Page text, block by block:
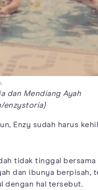
dan Mendiang Ayah
enzystoria)
Enzy sudah harus
tidak tinggal bersama
dan ibunya berpisah,
dengan hal tersebut.